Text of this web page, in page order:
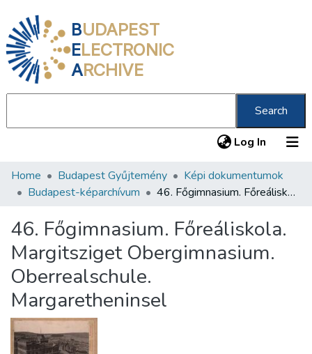
BUDAPEST
ELECTRONIC
ARCHIVE
Search
Log In (current)
Communities & Collections
Statistics
About us
Home Budapest Gyűjtemény
Képi dokumentumok
Budapest-képarchívum
46. Főgimnasium. Főreáliskola. Margitsziget Obergimnasium. Oberrealschule. Margaretheninsel
46. Főgimnasium. Főreáliskola.
Margitsziget Obergimnasium.
Oberrealschule.
Margaretheninsel